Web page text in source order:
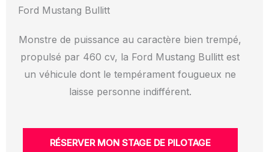
Ford Mustang Bullitt
Monstre de puissance au caractère bien trempé,
propulsé par 460 cv, la Ford Mustang Bullitt est
un véhicule dont le tempérament fougueux ne
laisse personne indifférent.
RÉSERVER MON STAGE DE PILOTAGE